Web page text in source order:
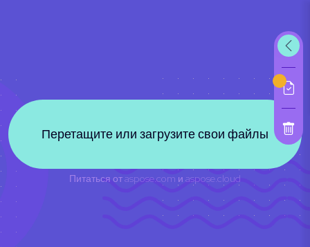
Перетащите или загрузите свои файлы
Питаться отaspose.com и aspose.cloud